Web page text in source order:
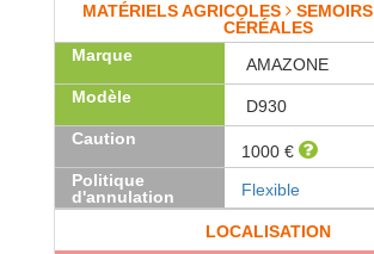
MATÉRIELS AGRICOLES SEMOIRS
CÉRÉALES
Marque
AMAZONE
Modèle
D930
Caution
1000 €
Politique
d'annulation
Flexible
LOCALISATION